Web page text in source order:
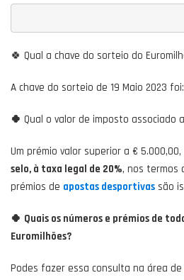
🍀 Qual a chave do sorteio do
A chave do sorteio de 19 Maio 2023
🍀 Qual o valor de imposto associado
Um prémio valor superior a €
selo, à taxa legal de 20%, nos termos
prémios de apostas desportivas são
🍀 Quais os números e prémios de
Euromilhões?
Podes fazer essa consulta na área de